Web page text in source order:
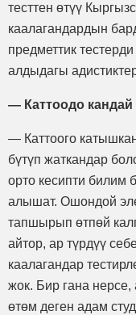
тесттен өтүү
каалагандардын
предметтик
алдыдагы
— Каттоодо кандай
— Каттоого
бүтүп жаткандар
орто кесипти билим
алышат. Ошондой
тапшырып өтпөй
айтор, ар түрдүү
каалагандар
жок. Бир гана
өтөм деген адам